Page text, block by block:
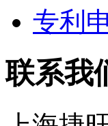
专利
联系我